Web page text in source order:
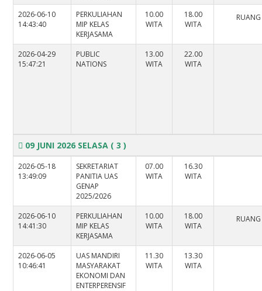
2026-06-10
14:43:40
PERKULIAHAN
MIP KELAS
KERJASAMA
10.00
WITA
18.00
WITA
2026-04-29
15:47:21
PUBLIC
NATIONS
13.00
WITA
22.00
WITA
09 JUNI 2026 SELASA ( 3 )
2026-05-18
13:49:09
SEKRETARIAT
PANITIA UAS
GENAP
2025/2026
07.00
WITA
16.30
WITA
2026-06-10
14:41:30
PERKULIAHAN
MIP KELAS
KERJASAMA
10.00
WITA
18.00
WITA
2026-06-05
10:46:41
UAS MANDIRI
MASYARAKAT
EKONOMI DAN
ENTERPERENSIF
11.30
WITA
13.30
WITA